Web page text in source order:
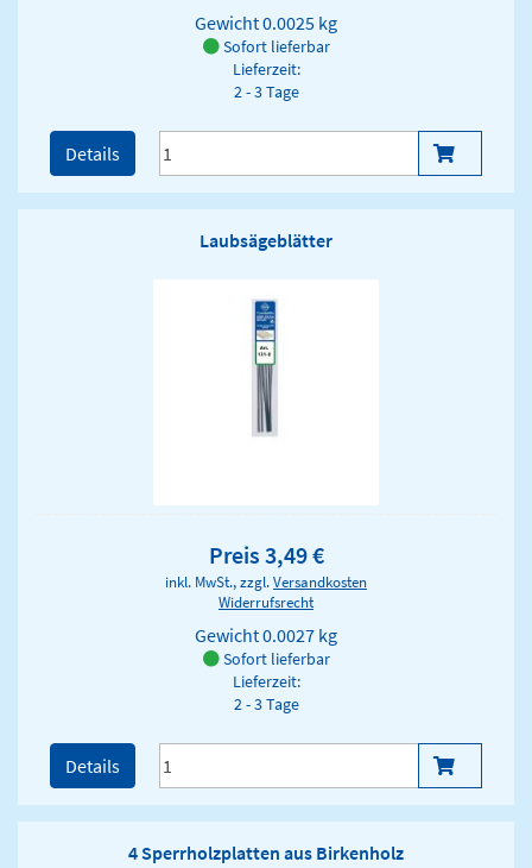
Gewicht0.0025 kg
Sofort lieferbar
Lieferzeit:
2 - 3 Tage
Details
Laubsägeblätter
Preis 3,49 €
inkl. MwSt., zzgl.Versandkosten
Widerrufsrecht
Gewicht0.0027 kg
Sofort lieferbar
Lieferzeit:
2 - 3 Tage
Details
4 Sperrholzplatten aus Birkenholz